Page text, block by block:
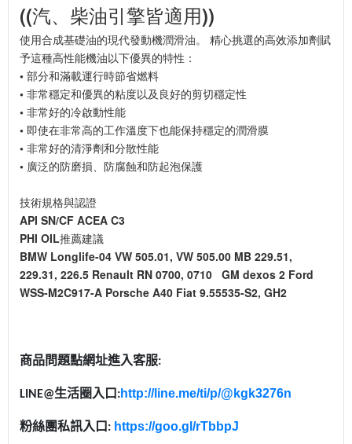
((汽、柴油引擎皆適用))
使用合成基礎油的現代發動機潤滑油。 精心挑選的高效添加劑賦
予這種高性能機油以下優異的特性：
• 部分和滿載運行時節省燃料
• 非常穩定和優異的粘度以及良好的剪切穩定性
• 非常好的冷啟動性能
• 即使在非常高的工作溫度下也能保持穩定的潤滑膜
• 非常好的清淨劑和分散性能
• 廣泛的防磨損、防腐蝕和防起泡保護
技術規格與認證
API SN/CF ACEA C3
PHI OIL推薦建議
BMW Longlife-04 VW 505.01, VW 505.00 MB 229.51,
229.31, 226.5 Renault RN 0700, 0710 GM dexos 2 Ford
WSS-M2C917-A Porsche A40 Fiat 9.55535-S2, GH2
商品問題點網址進入客服:
LINE@生活圈入口:http://line.me/ti/p/@kgk3276n
粉絲團私訊入口: https://goo.gl/rTbbpJ